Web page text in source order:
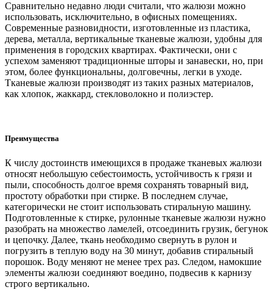
Сравнительно недавно люди считали, что жалюзи можно
использовать, исключительно, в офисных помещениях.
Современные разновидности, изготовленные из пластика,
дерева, металла, вертикальные тканевые жалюзи, удобны для
применения в городских квартирах. Фактически, они с
успехом заменяют традиционные шторы и занавески, но, при
этом, более функциональны, долговечны, легки в уходе.
Тканевые жалюзи производят из таких разных материалов,
как хлопок, жаккард, стекловолокно и полиэстер.
Преимущества
К числу достоинств имеющихся в продаже тканевых жалюзи
относят небольшую себестоимость, устойчивость к грязи и
пыли, способность долгое время сохранять товарный вид,
простоту обработки при стирке. В последнем случае,
категорически не стоит использовать стиральную машину.
Подготовленные к стирке, рулонные тканевые жалюзи нужно
разобрать на множество ламелей, отсоединить грузик, бегунок
и цепочку. Далее, ткань необходимо свернуть в рулон и
погрузить в теплую воду на 30 минут, добавив стиральный
порошок. Воду меняют не менее трех раз. Следом, намокшие
элементы жалюзи соединяют воедино, подвесив к карнизу
строго вертикально.